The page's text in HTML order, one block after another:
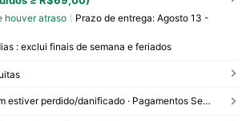
houver atraso Prazo de entrega: Agosto 13 -
: exclui finais de semana e feriados
Reenviar se o item estiver perdido/danificado · Pagamentos Seguros · Proteção de privacidade